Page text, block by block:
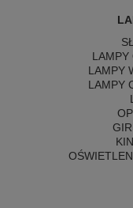
LAMPY
LAMPY
LAMPY